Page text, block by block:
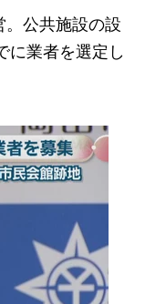
公共施設の設
に業者を選定し